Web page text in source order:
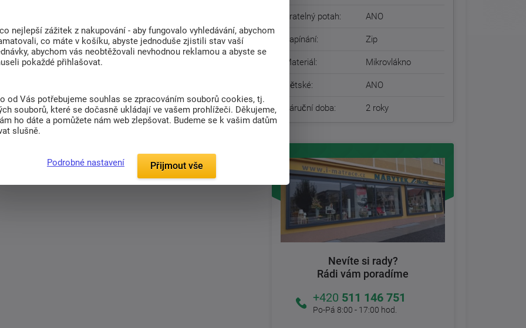
prát před prvním použitím
prostředcích na jemné a barevné
stálobarevný. Mikrovlákno je výrobci
vlastnostmi již v mnoha ohledech předčí
údržbu, jelikož se minimálně mačká a rychle
a složit.
Pratelný potah: ANO
Zapínání: Zip
Materiál: Mikrovlákno
Dětské: ANO
Záruční doba: 2 roky
Nevíte si rady?
Rádi vám poradíme
+420 511 146 751
Po-Pá 8:00 - 17:00 hod.
nejlepší zážitek z nakupování - aby fungovalo vyhledávání, abychom
co máte v košíku, abyste jednoduše zjistili stav vaší
abychom vás neobtěžovali nevhodnou reklamou a abyste se
pokaždé přihlašovat.
od Vás potřebujeme souhlas se zpracováním souborů cookies, tj.
souborů, které se dočasně ukládají ve vašem prohlížeči. Děkujeme,
ho dáte a pomůžete nám web zlepšovat. Budeme se k vašim datům
slušně.
Podrobné nastavení Přijmout vše